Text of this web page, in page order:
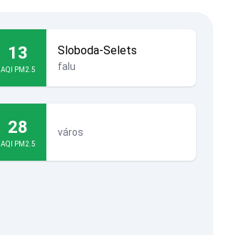
13
AQI PM2.5
Sloboda-Selets
falu
28
AQI PM2.5
város